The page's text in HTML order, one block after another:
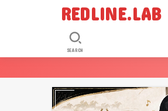
REDLINE.LAB
SEARCH